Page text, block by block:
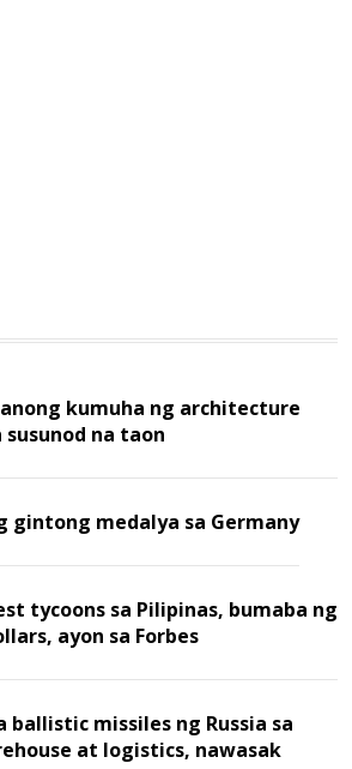
kumuha ng architecture
na taon
gintong medalya sa Germany
tycoons sa Pilipinas, bumaba ng
ayon sa Forbes
ballistic missiles ng Russia sa
at logistics, nawasak